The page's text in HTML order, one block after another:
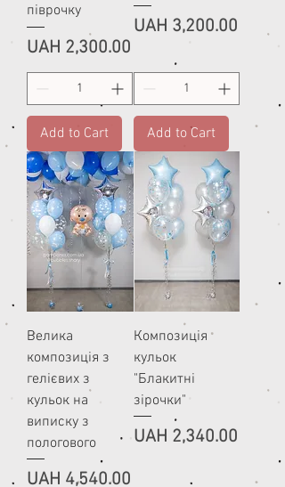
піврочку
Price
UAH 2,300.00
Add to Cart
Price
UAH 3,200.00
Add to Cart
Велика
композиція з
гелієвих з
кульок на
виписку з
пологового
Price
UAH 4,540.00
Композиція
кульок
"Блакитні
зірочки"
Price
UAH 2,340.00